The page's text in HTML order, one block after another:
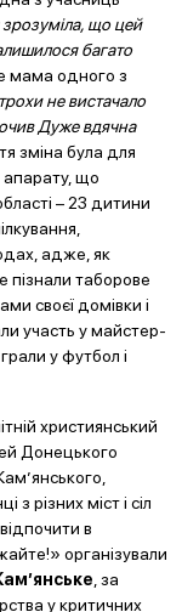
що цей
багато
мама одного з
не вистачало
Дуже вдячна
зміна була для
апарату, що
– 23 дитини
адже, як
пізнали таборове
своєї домівки і
участь у майстер-
у футбол і
християнський
Донецького
різних міст і сіл
в
організували
, за
у критичних